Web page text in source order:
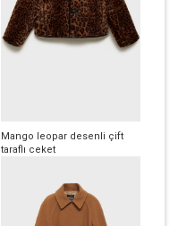
Mango leopar desenli çift
taraflı ceket